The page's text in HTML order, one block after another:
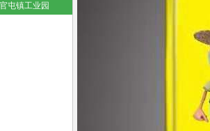
屯镇工业园